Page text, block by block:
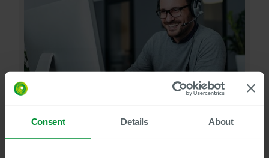
Consent Details About
Prüfung der Entgeltabrechnung für SAP HCM — für
Prüfsystem für Gehaltsabrechnungsprozesse